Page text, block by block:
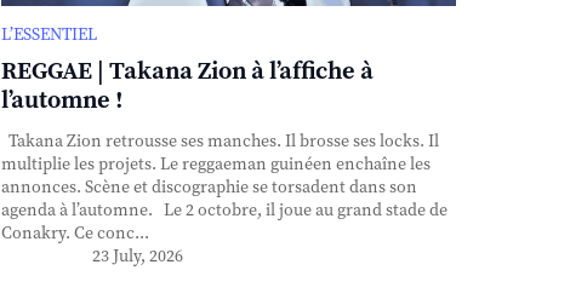
L’ESSENTIEL
REGGAE | Takana Zion à l’affiche à
l’automne !
Takana Zion retrousse ses manches. Il brosse ses locks. Il
multiplie les projets. Le reggaeman guinéen enchaîne les
annonces. Scène et discographie se torsadent dans son
agenda à l’automne. Le 2 octobre, il joue au grand stade de
Conakry. Ce conc...
23 July, 2026